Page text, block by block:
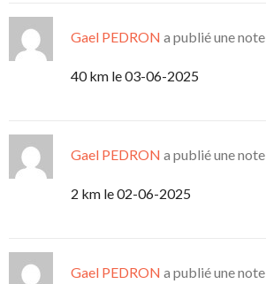
Gael PEDRON a publié une note
40 km le 03-06-2025
Gael PEDRON a publié une note
2 km le 02-06-2025
Gael PEDRON a publié une note